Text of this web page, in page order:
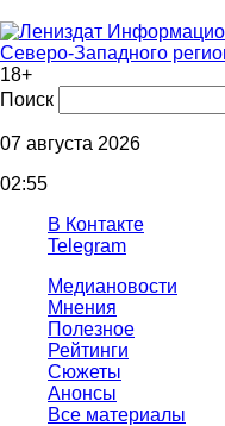
Северо-Западного
18+
Поиск
07 августа 2026
02:55
В Контакте
Telegram
Медиановости
Мнения
Полезное
Рейтинги
Сюжеты
Анонсы
Все материалы